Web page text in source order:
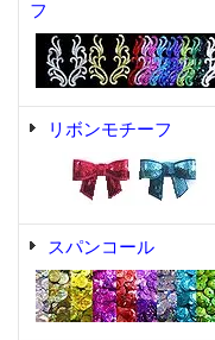
フ
リボンモチーフ
スパンコール